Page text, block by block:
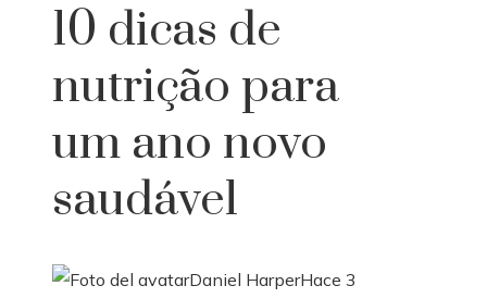
10 dicas de
nutrição para
um ano novo
saudável
Daniel HarperHace 3